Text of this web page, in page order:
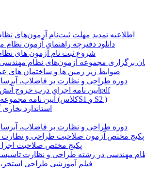
اطلاعیه تمدید مهلت ثبت‌نام آزمون‌های نظام
دانلود دفترچه راهنمای آزمون نظام
شروع ثبت نام آزمون های نظام
برگزاری مجموعه آزمون‌های نظام مهندسی
ضوابط زیر زمین ها و ساختمان های
دوره طراحی و نظارت بر فاضلاب،
آیین نامه اجرای درب خروج آتش نشانی و دوربند+فایلpdf
آیین نامه مجموعه پمپ های آتش نشانی (کلاسS1 و S2 )
استاندارد
دوره طراحی و نظارت بر فاضلاب،
پکیج مختص آزمون صلاحیت طراحی و نظارت
پکیج مختص صلاحیت اجرا
مهندسی در رشته طراحی و نظارت
فیلم آموزشی طراحی